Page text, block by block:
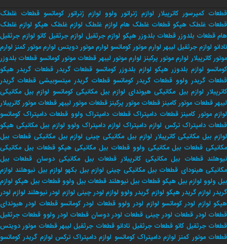
قطعات کمپرسور کاترپیلار لوازم ژنراتور ولوو لوازم ژنراتور کوماتسو قطعات غلطک
قطعات غلطک هپکو قطعات غلطک هام لوازم غلطک لوازم غلطک هپکو لوازم غلطک
هام قطعات بلدوزر قطعات بلدوزر هپکو لوازم جرثقیل لوازم جرثقیل کاتو لوازم جرثقیل
تادانو لوازم جرثقیل لیبهر لوارم موتور کوماتسو لوارم موتور دویتس لوارم موتور کمنز لوارم
موتور کاترپیلار لوارم موتور پرکینز لوارم موتور لیبهر قطعات موتور کوماتسو قطعات بلدوزر
کوماتسو لوازم بلدوزر هپکو لوازم بلدوزر کوماتسو قطعات گریدر قطعات گریدر هپکو
قطعات گریدر ولوو قطعات گریدر کوماتسو قطعات گریدر میتسوبیشی قطعات گریدر
کاترپیلار لوازم بیل مکانیکی هیوندای لوازم بیل مکانیکی کوماتسو لوازم بیل مکانیکی
لیبهرقطعات موتور کامینزقطعات موتور پرکینزقطعات موتور لیبهرقطعات موتور کاترپیلار
لوازم موتور کامینز قطعات دامپتراک قطعات دامپتراک ولوو قطعات دامپتراک کوماتسو
قطعات دامپتراک ترکس لوازم دامپتراک لوازم دامپتراک ولوو لوازم بیل مکانیکی هپکو
لوازم بیل مکانیکی کاترپیلار لوازم بیل مکانیکی چینی لوازم بیل مکانیکی قطعات بیل
مکانیکی قطعات بیل مکانیکی ولوو قطعات بیل مکانیکی هپکو قطعات بیل مکانیکی
نیوهلند قطعات بیل مکانیکی کاترپیلار قطعات بیل مکانیکی دوسان قطعات بیل
مکانیکی هینودای قطعات بیل مکانیکی چینی لوازم بیل بکهو لوازم بیل نیوهلند لوازم
بیل ولوو لوازم بیل هپکوقطعات بیل نیوهلندقطعات بیل ولووقطعات بیل هپکو لوازم
گریدر لوازم گریدر هپکو لوازم گریدر ولوو لوازم لودر چینی لوازم لودر نیوهلند لوازم لودر
هپکو لوازم لودر کوماتسو لوازم لودر ولوو قطعات لودر کوماتسو قطعات لودر هیوندای
قطعات لودر قطعات لودر چینی قطعات لودر دوسان قطعات لودر ولوو قطعات جرثقیل
قطعات جرثقیل کاتوقطعات جرثقیل تادانوقطعات جرثقیل لیبهرقطعات موتور دویتس
قطعات موتور کمنز لوازم دامپتراک کوماتسو لوازم دامپتراک ترکس لوازم گریدر کوماتسو